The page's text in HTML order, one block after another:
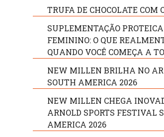
TRUFA DE CHOCOLATE COM
SUPLEMENTAÇÃO PROTEICA
FEMININO: O QUE
QUANDO VOCÊ COMEÇA A
NEW MILLEN BRILHA NO
SOUTH AMERICA 2026
NEW MILLEN CHEGA
ARNOLD SPORTS FESTIVAL
AMERICA 2026